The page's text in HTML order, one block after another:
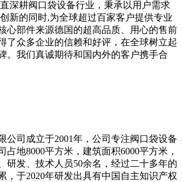
深耕阀口袋设备行业，秉承以用户需求
新的同时,为全球超过百家客户提供专业
心部件来源德国的超高品质、用心的售前
了众多企业的信赖和好评，在全球树立起
。我们真诚期待和国内外的客户携手合
公司成立于2001年，公司专注阀口袋设备
占地8000平方米，建筑面积6000平方米，
研发、技术人员50余名，经过二十多年的
，于2020年研发出具有中国自主知识产权